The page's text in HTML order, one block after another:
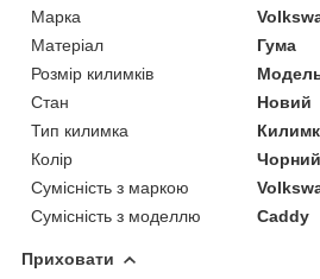
Марка
Матеріал
Гума
Розмір килимків
Стан
Новий
Тип килимка
Колір
Чорний
Сумісність з маркою
Сумісність з моделлю
Caddy
Приховати